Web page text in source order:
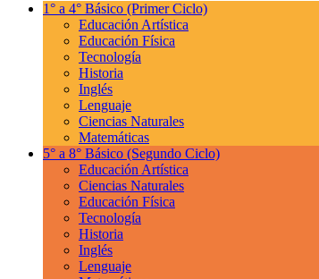
1° a 4° Básico (Primer Ciclo)
Educación Artística
Educación Física
Tecnología
Historia
Inglés
Lenguaje
Ciencias Naturales
Matemáticas
5° a 8° Básico (Segundo Ciclo)
Educación Artística
Ciencias Naturales
Educación Física
Tecnología
Historia
Inglés
Lenguaje